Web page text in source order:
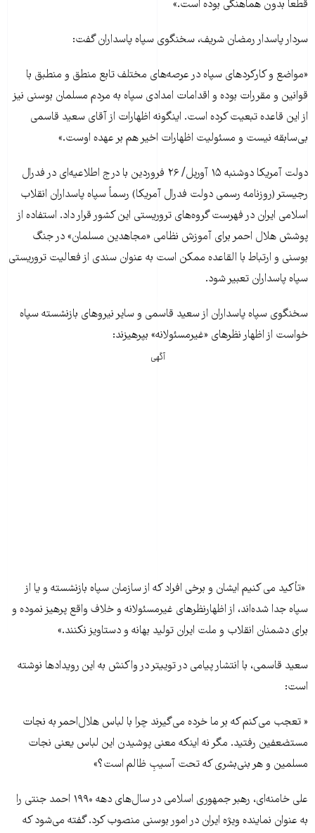
قطعاً بدون هماهنگی بوده است.»
سردار پاسدار رمضان شریف، سخنگوی سپاه پاسداران گفت:
«مواضع و کارکردهای سپاه در عرصه‌های مختلف تابع منطق و منطبق با
قوانین و مقررات بوده و اقدامات امدادی سپاه به مردم مسلمان بوسنی نیز
از این قاعده تبعیت کرده است. اینگونه اظهارات از آقای سعید قاسمی
بی‌سابقه نیست و مسئولیت اظهارات اخیر هم بر عهده اوست.»
دولت آمریکا دوشنبه ۱۵ آوریل/ ۲۶ فروردین با درج اطلاعیه‌ای در فدرال
رجیستر (روزنامه رسمی دولت فدرال آمریکا) رسماً سپاه پاسداران انقلاب
اسلامی ایران در فهرست گروه‌های تروریستی این کشور قرار داد. استفاده از
پوشش هلال احمر برای آموزش نظامی «مجاهدین مسلمان» در جنگ
بوسنی و ارتباط با القاعده ممکن است به عنوان سندی از فعالیت تروریستی
سپاه پاسداران تعبیر شود.
سخنگوی سپاه پاسداران از سعید قاسمی و سایر نیروهای بازنشسته سپاه
خواست از اظهار نظرهای «غیرمسئولانه» بپرهیزند:
آگهی
«تأکید می کنیم ایشان و برخی افراد که از سازمان سپاه بازنشسته و یا از
سپاه جدا شده‌اند، از اظهارنظرهای غیرمسئولانه و خلاف واقع پرهیز نموده و
برای دشمنان انقلاب و ملت ایران تولید بهانه و دستاویز نکنند.»
سعید قاسمی، با انتشار پیامی در توییتر در واکنش به این رویدادها نوشته
است:
« تعجب می‌کنم که بر ما خرده می‌گیرند چرا با لباس هلال‌احمر به نجات
مستضعفین رفتید. مگر نه اینکه معنی پوشیدن این لباس یعنی نجات
مسلمین و هر بنی‌بشری که تحت آسیبِ ظالم است؟»
علی خامنه‌ای، رهبر جمهوری اسلامی در سال‌های دهه ۱۹۹۰ احمد جنتی را
به عنوان نماینده ویژه ایران در امور بوسنی منصوب کرد. گفته می‌شود که